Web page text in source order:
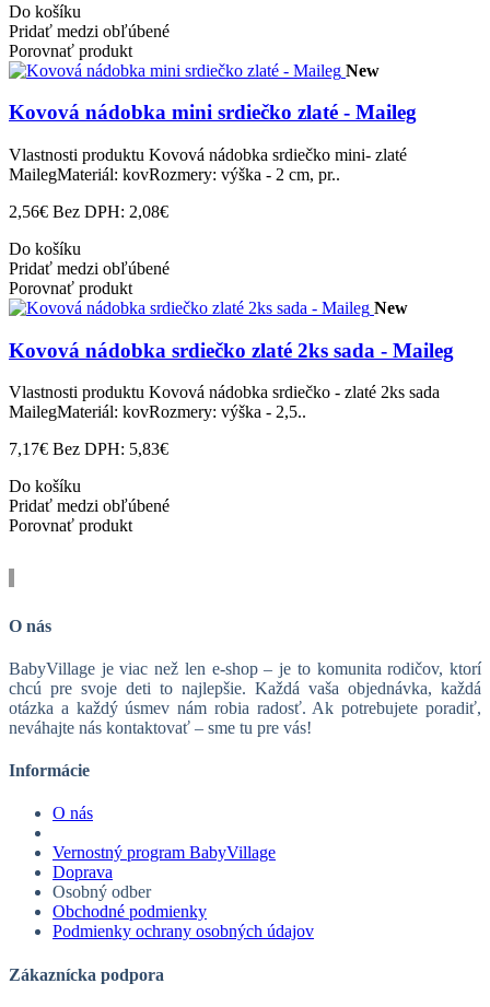
Do košíku
Pridať medzi obľúbené
Porovnať produkt
New
Kovová nádobka mini srdiečko zlaté - Maileg
Vlastnosti produktu Kovová nádobka srdiečko mini- zlaté
MailegMateriál: kovRozmery: výška - 2 cm, pr..
2,56€ Bez DPH: 2,08€
Do košíku
Pridať medzi obľúbené
Porovnať produkt
New
Kovová nádobka srdiečko zlaté 2ks sada - Maileg
Vlastnosti produktu Kovová nádobka srdiečko - zlaté 2ks sada
MailegMateriál: kovRozmery: výška - 2,5..
7,17€ Bez DPH: 5,83€
Do košíku
Pridať medzi obľúbené
Porovnať produkt
O nás
BabyVillage je viac než len e-shop – je to komunita rodičov, ktorí
chcú pre svoje deti to najlepšie. Každá vaša objednávka, každá
otázka a každý úsmev nám robia radosť. Ak potrebujete poradiť,
neváhajte nás kontaktovať – sme tu pre vás!
Informácie
O nás
Vernostný program BabyVillage
Doprava
Osobný odber
Obchodné podmienky
Podmienky ochrany osobných údajov
Zákaznícka podpora